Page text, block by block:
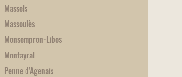
Massels
Massoulès
Monsempron-Libos
Montayral
Penne d'Agenais